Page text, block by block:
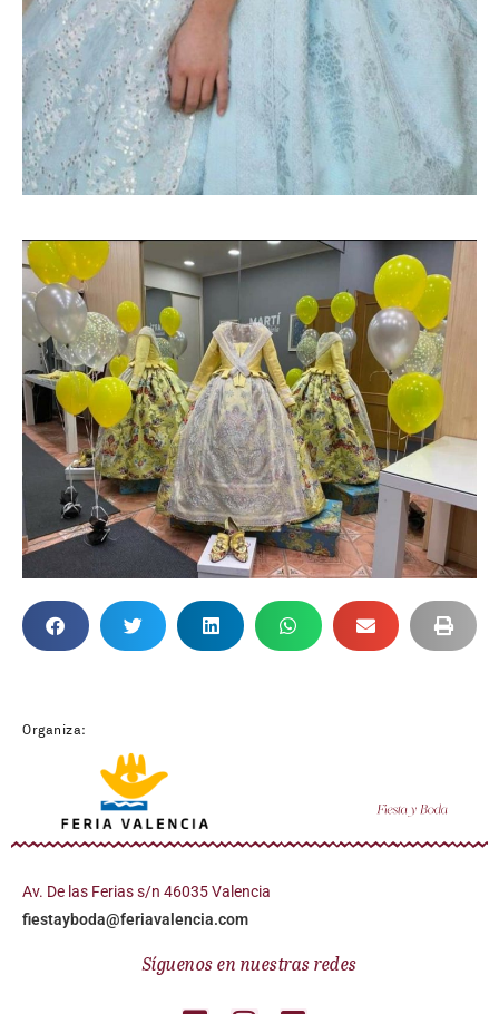
Organiza:
Av. De las Ferias s/n 46035 Valencia
fiestayboda@feriavalencia.com
Síguenos en nuestras redes